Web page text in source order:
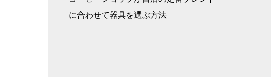
に合わせて器具を選ぶ方法